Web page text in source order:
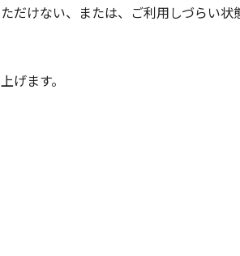
だけない、または、ご利用しづらい状
げます。